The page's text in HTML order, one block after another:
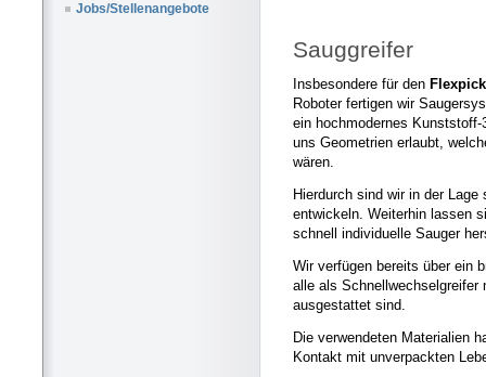
Jobs/Stellenangebote
Sauggreifer
Insbesondere für den
Roboter fertigen wir
ein hochmodernes
uns Geometrien erlaubt,
wären.
Hierdurch sind wir in der
entwickeln. Weiterhin lassen
schnell individuelle Sauger
Wir verfügen bereits über ein
alle als Schnellwechselgreifer
ausgestattet sind.
Die verwendeten Materialien
Kontakt mit unverpackten